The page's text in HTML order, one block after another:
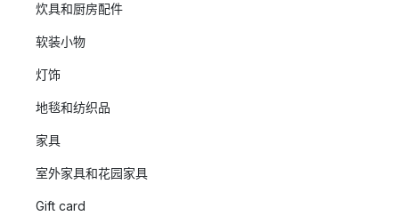
炊具和厨房配件
软装小物
灯饰
地毯和纺织品
家具
室外家具和花园家具
Gift card